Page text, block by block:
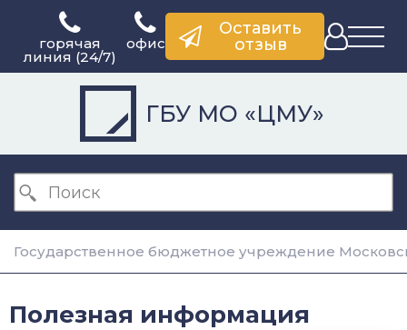
горячая
линия (24/7)
офис
Оставить
отзыв
ГБУ МО «ЦМУ»
Государственное бюджетное учреждение
Полезная информация